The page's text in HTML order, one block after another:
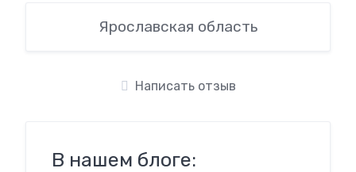
Ярославская область
Написать отзыв
В нашем блоге: